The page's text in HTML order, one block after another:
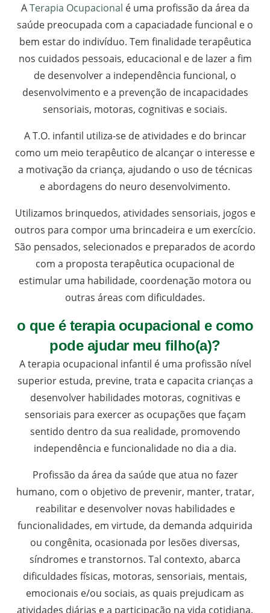
ATerapia Ocupacional é uma profissão da área da
saúde preocupada com a capaciadade funcional e o
bem estar do indivíduo. Tem finalidade terapêutica
nos cuidados pessoais, educacional e de lazer a fim
de desenvolver a independência funcional, o
desenvolvimento e a prevenção de incapacidades
sensoriais, motoras, cognitivas e sociais.
A T.O. infantil utiliza-se de atividades e do brincar
como um meio terapêutico de alcançar o interesse e
a motivação da criança, ajudando o uso de técnicas
e abordagens do neuro desenvolvimento.
Utilizamos brinquedos, atividades sensoriais, jogos e
outros para compor uma brincadeira e um exercício.
São pensados, selecionados e preparados de acordo
com a proposta terapêutica ocupacional de
estimular uma habilidade, coordenação motora ou
outras áreas com dificuldades.
o que é terapia ocupacional e como
pode ajudar meu filho(a)?
A terapia ocupacional infantil é uma profissão nível
superior estuda, previne, trata e capacita crianças a
desenvolver habilidades motoras, cognitivas e
sensoriais para exercer as ocupações que façam
sentido dentro da sua realidade, promovendo
independência e funcionalidade no dia a dia.
Profissão da área da saúde que atua no fazer
humano, com o objetivo de prevenir, manter, tratar,
reabilitar e desenvolver novas habilidades e
funcionalidades, em virtude, da demanda adquirida
ou congênita, ocasionada por lesões diversas,
síndromes e transtornos. Tal contexto, abarca
dificuldades físicas, motoras, sensoriais, mentais,
emocionais e/ou sociais, as quais prejudicam as
atividades diárias e a participação na vida cotidiana.